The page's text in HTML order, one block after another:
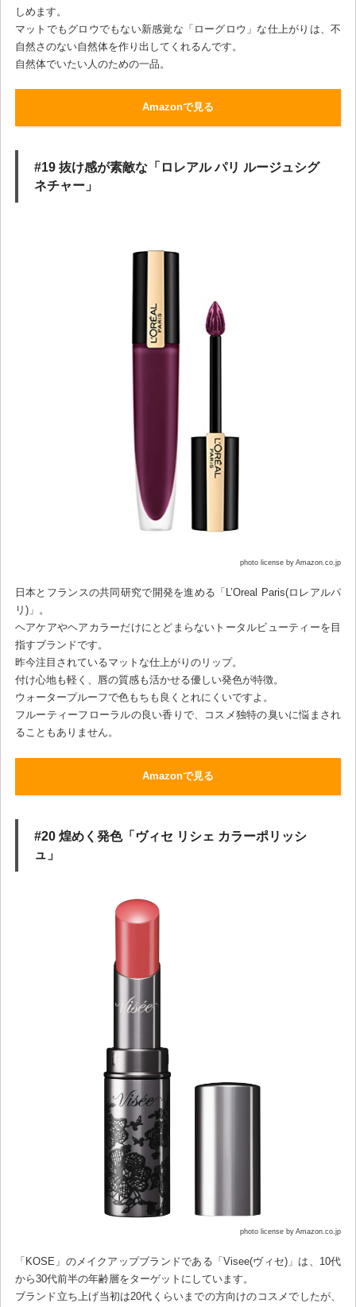
しめます。
マットでもグロウでもない新感覚な「ローグロウ」な仕上がりは、不
自然さのない自然体を作り出してくれるんです。
自然体でいたい人のための一品。
Amazonで見る
#19 抜け感が素敵な「ロレアル パリ ルージュシグ
ネチャー」
photo license by Amazon.co.jp
日本とフランスの共同研究で開発を進める「L’Oreal Paris(ロレアルパ
リ)」。
ヘアケアやヘアカラーだけにとどまらないトータルビューティーを目
指すブランドです。
昨今注目されているマットな仕上がりのリップ。
付け心地も軽く、唇の質感も活かせる優しい発色が特徴。
ウォータープルーフで色もちも良くとれにくいですよ。
フルーティーフローラルの良い香りで、コスメ独特の臭いに悩まされ
ることもありません。
Amazonで見る
#20 煌めく発色「ヴィセ リシェ カラーポリッシ
ュ」
photo license by Amazon.co.jp
「KOSE」のメイクアップブランドである「Visee(ヴィセ)」は、10代
から30代前半の年齢層をターゲットにしています。
ブランド立ち上げ当初は20代くらいまでの方向けのコスメでしたが、